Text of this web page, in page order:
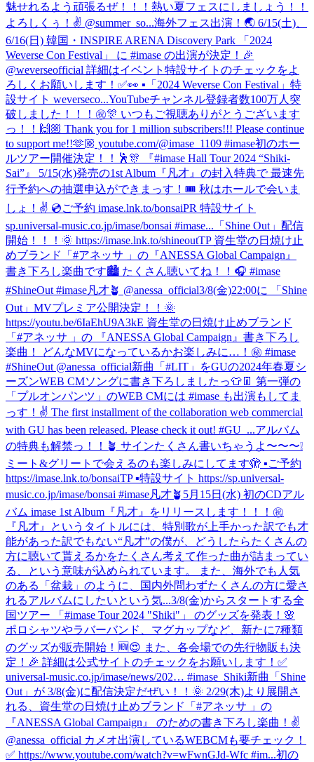
魅せれるよう頑張るぜ！！！熱い夏フェスにしましょう！！
よろしくぅ！✌️ @summer_so...海外フェス出演！🌏 6/15(土)、
6/16(日) 韓国・INSPIRE ARENA Discovery Park 「2024
Weverse Con Festival」 に #imase の出演が決定！🎉
@weverseofficial 詳細はイベント特設サイトのチェックをよ
ろしくお願いします！✅👀 ▪「2024 Weverse Con Festival」特
設サイト weverseco...YouTubeチャンネル登録者数100万人突
破しました！！！㊗️🎊 いつもご視聴ありがとうございます
っ！！🙌🏼 Thank you for 1 million subscribers!!! Please continue
to support me!!🫶🏼 youtube.com/@imase_1109 #imase初のホー
ルツアー開催決定！！🕺🎊 『#imase Hall Tour 2024 “Shiki-
Sai”』 5/15(水)発売の1st Album『凡才』の封入特典で 最速先
行予約への抽選申込ができまっす！🎟 秋はホールで会いま
しょ！✌️ 💿ご予約 imase.lnk.to/bonsaiPR 特設サイト
sp.universal-music.co.jp/imase/bonsai #imase... 「Shine Out」配信
開始！！！🌞 https://imase.lnk.to/shineoutTP 資生堂の日焼け止
めブランド「#アネッサ 」の『ANESSA Global Campaign』
書き下ろし楽曲です🏙️ たくさん聴いてね！！🎧 #imase
#ShineOut #imase凡才🪴 @anessa_official3/8(金)22:00に 「Shine
Out」MVプレミア公開決定！！🌞
https://youtu.be/6IaEhU9A3kE 資生堂の日焼け止めブランド
「#アネッサ 」の 『ANESSA Global Campaign』書き下ろし
楽曲！ どんなMVになっているかお楽しみに…！㊙️ #imase
#ShineOut @anessa_official新曲「#LIT」をGUの2024年春夏シ
ーズンWEB CMソングに書き下ろしましたっ👕👖 第一弾の
「プルオンパンツ」のWEB CMには #imase も出演もしてま
っす！✌️ The first installment of the collaboration web commercial
with GU has been released. Please check it out! #GU_...アルバム
の特典も解禁っ！！🪴 サインたくさん書いちゃうよ〜〜〜❕
ミート&グリートで会えるのも楽しみにしてます🫣 ▪️ご予約
https://imase.lnk.to/bonsaiTP ▪️特設サイト https://sp.universal-
music.co.jp/imase/bonsai #imase凡才🪴 5月15日(水) 初のCDアル
バム imase 1st Album『凡才』をリリースします！！！㊗
『凡才』というタイトルには、特別歌が上手かった訳でも才
能があった訳でもない“凡才”の僕が、どうしたらたくさんの
方に聴いて貰えるかをたくさん考えて作った曲が詰まってい
る、という意味が込められています。 また、海外でも人気
のある「盆栽」のように、国内外問わずたくさんの方に愛さ
れるアルバムにしたいという気...3/8(金)からスタートする全
国ツアー 「#imase Tour 2024 "Shiki"」 のグッズを発表！🌸
ポロシャツやラバーバンド、マグカップなど、新たに7種類
のグッズが販売開始！🆕😍 また、各会場での先行物販も決
定！🎉 詳細は公式サイトのチェックをお願いします！✅
universal-music.co.jp/imase/news/202… #imase_Shiki新曲「Shine
Out」が 3/8(金)に配信決定だぜい！！🌞 2/29(木)より展開さ
れる、資生堂の日焼け止めブランド「#アネッサ 」の
『ANESSA Global Campaign』 のための書き下ろし楽曲！✌️
@anessa_official カメオ出演しているWEBCMも要チェック！
✅ https://www.youtube.com/watch?v=wFwnGJd-Wfc #im...初の